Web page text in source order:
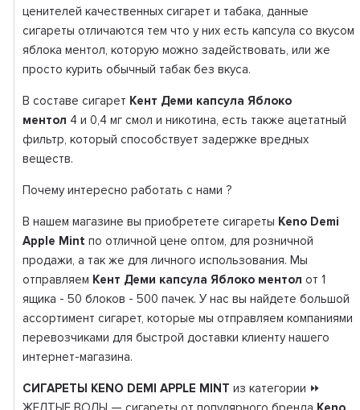
ценителей качественных сигарет и табака, данные
сигареты отличаются тем что у них есть капсула со вкусом
яблока ментол, которую можно задействовать, или же
просто курить обычный табак без вкуса.
В составе сигарет Кент Деми капсула Яблоко
ментол 4 и 0,4 мг смол и никотина, есть также ацетатный
фильтр, который способствует задержке вредных
веществ.
Почему интересно работать с нами ?
В нашем магазине вы приобретете сигареты Keno Demi
Apple Mint по отличной цене оптом, для розничной
продажи, а так же для личного использования. Мы
отправляем Кент Деми капсула Яблоко ментол от 1
ящика - 50 блоков - 500 пачек. У нас вы найдете большой
ассортимент сигарет, которые мы отправляем компаниями
перевозчиками для быстрой доставки клиенту нашего
интернет-магазина.
СИГАРЕТЫ KENO DEMI APPLE MINT из категории ⏩